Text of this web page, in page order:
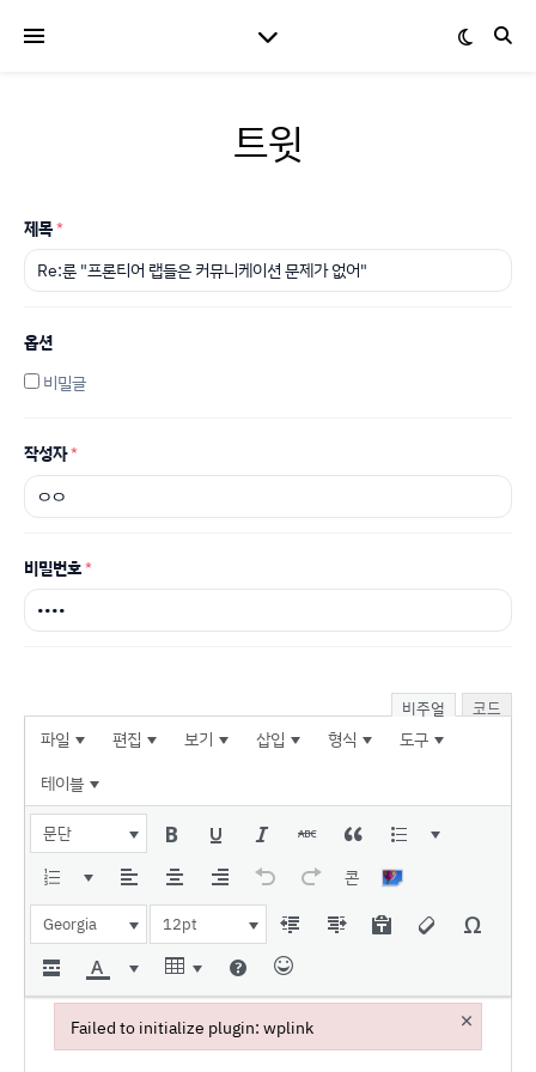
트윗
제목*
옵션
비밀글
작성자*
비밀번호*
비주얼 코드
파일 편집 보기 삽입 형식
도구
테이블
문단
콘
Georgia 12pt
Failed to initialize plugin: wplink ×
Failed to initialize plugin: wplink